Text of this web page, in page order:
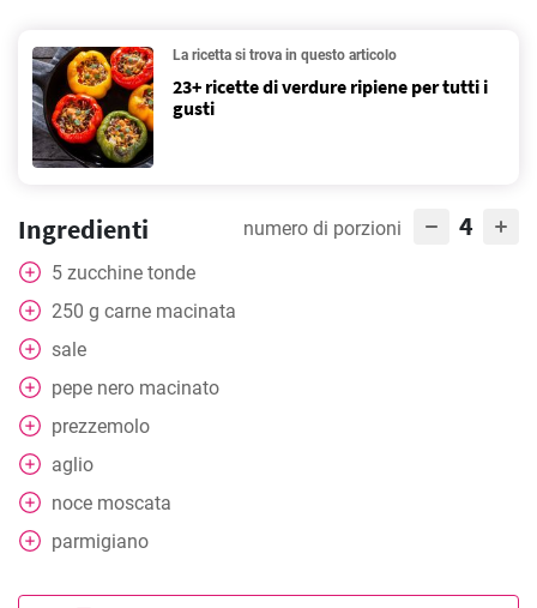
La ricetta si trova in questo articolo
23+ ricette di verdure ripiene per tutti i
gusti
Ingredienti numero di porzioni 4
5 zucchine tonde
250 g carne macinata
sale
pepe nero macinato
prezzemolo
aglio
noce moscata
parmigiano